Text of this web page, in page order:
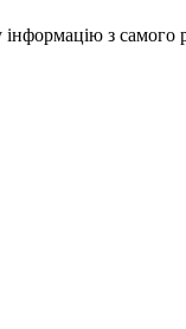
з самого